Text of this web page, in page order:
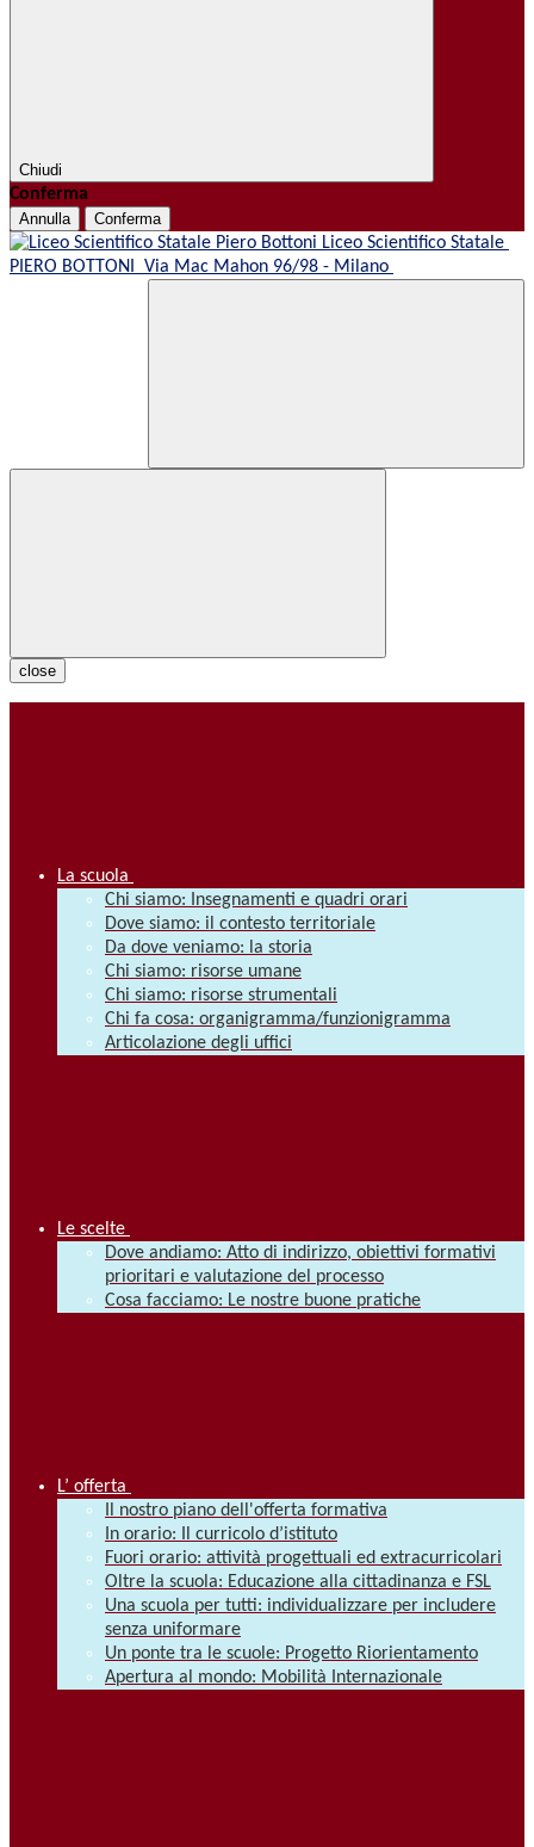
Chiudi
Conferma
Annulla Conferma
Liceo Scientifico Statale
PIERO BOTTONI Via Mac Mahon 96/98 - Milano
close
La scuola
Chi siamo: Insegnamenti e quadri orari
Dove siamo: il contesto territoriale
Da dove veniamo: la storia
Chi siamo: risorse umane
Chi siamo: risorse strumentali
Chi fa cosa: organigramma/funzionigramma
Articolazione degli uffici
Le scelte
Dove andiamo: Atto di indirizzo, obiettivi formativi
prioritari e valutazione del processo
Cosa facciamo: Le nostre buone pratiche
L’ offerta
Il nostro piano dell'offerta formativa
In orario: Il curricolo d’istituto
Fuori orario: attività progettuali ed extracurricolari
Oltre la scuola: Educazione alla cittadinanza e FSL
Una scuola per tutti: individualizzare per includere
senza uniformare
Un ponte tra le scuole: Progetto Riorientamento
Apertura al mondo: Mobilità Internazionale